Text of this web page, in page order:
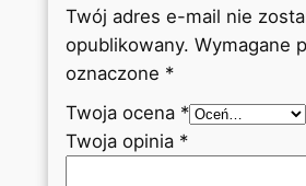
Twój adres e-mail nie
opublikowany. Wymagane
oznaczone *
Twoja ocena *
Twoja opinia *